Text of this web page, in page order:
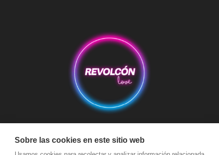
Aviso Legal Condiciones de Compra
Condiciones de Envío
Sobre las cookies en este sitio web